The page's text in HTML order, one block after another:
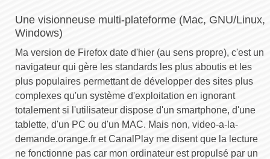
Une visionneuse multi-plateforme (Mac, GNU/Linux,
Windows)
Ma version de Firefox date d'hier (au sens propre), c'est un
navigateur qui gère les standards les plus aboutis et les
plus populaires permettant de développer des sites plus
complexes qu'un système d'exploitation en ignorant
totalement si l'utilisateur dispose d'un smartphone, d'une
tablette, d'un PC ou d'un MAC. Mais non, video-a-la-
demande.orange.fr et CanalPlay me disent que la lecture
ne fonctionne pas car mon ordinateur est propulsé par un